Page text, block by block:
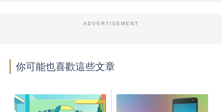
ADVERTISEMENT
你可能也喜歡這些文章